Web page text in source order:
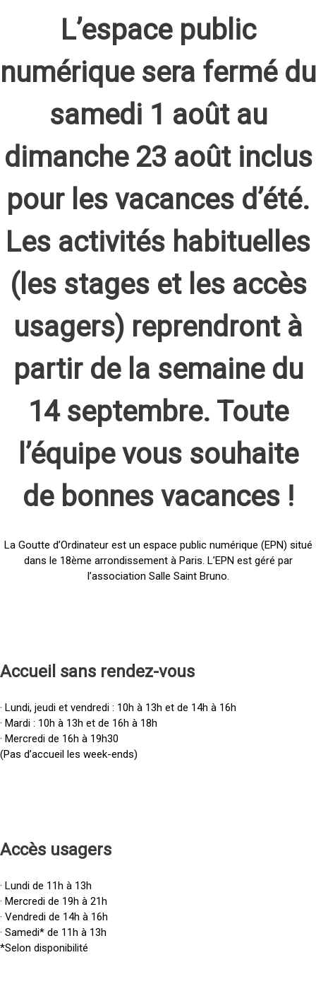
L’espace public
numérique sera fermé du
samedi 1 août au
dimanche 23 août inclus
pour les vacances d’été.
Les activités habituelles
(les stages et les accès
usagers) reprendront à
partir de la semaine du
14 septembre. Toute
l’équipe vous souhaite
de bonnes vacances !
La Goutte d’Ordinateur est un espace public numérique (EPN) situé
dans le 18ème arrondissement à Paris. L’EPN est géré par
l’association Salle Saint Bruno.
Accueil sans rendez-vous
· Lundi, jeudi et vendredi : 10h à 13h et de 14h à 16h
· Mardi : 10h à 13h et de 16h à 18h
· Mercredi de 16h à 19h30
(Pas d’accueil les week-ends)
Accès usagers
· Lundi de 11h à 13h
· Mercredi de 19h à 21h
· Vendredi de 14h à 16h
· Samedi* de 11h à 13h
*Selon disponibilité